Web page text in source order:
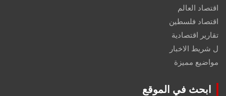
اقتصاد العالم
اقتصاد فلسطين
تقارير اقتصادية
ل شريط الاخبار
مواضيع مميزة
ابحث في الموقع